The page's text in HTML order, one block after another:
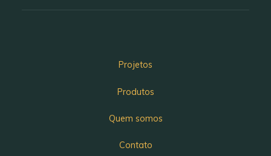
Projetos
Produtos
Quem somos
Contato